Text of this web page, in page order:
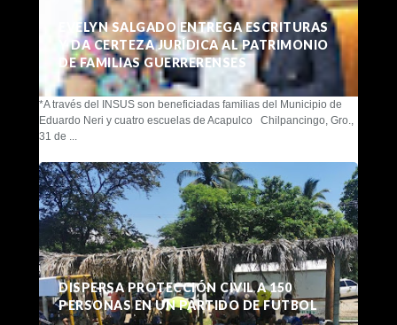
EVELYN SALGADO ENTREGA ESCRITURAS
Y DA CERTEZA JURÍDICA AL PATRIMONIO
DE FAMILIAS GUERRERENSES
*A través del INSUS son beneficiadas familias del Municipio de
Eduardo Neri y cuatro escuelas de Acapulco Chilpancingo, Gro.,
31 de ...
DISPERSA PROTECCIÓN CIVIL A 150
PERSONAS EN UN PARTIDO DE FUTBOL